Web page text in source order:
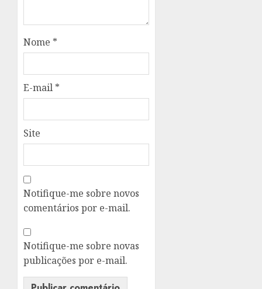
Nome *
E-mail *
Site
Notifique-me sobre novos
comentários por e-mail.
Notifique-me sobre novas
publicações por e-mail.